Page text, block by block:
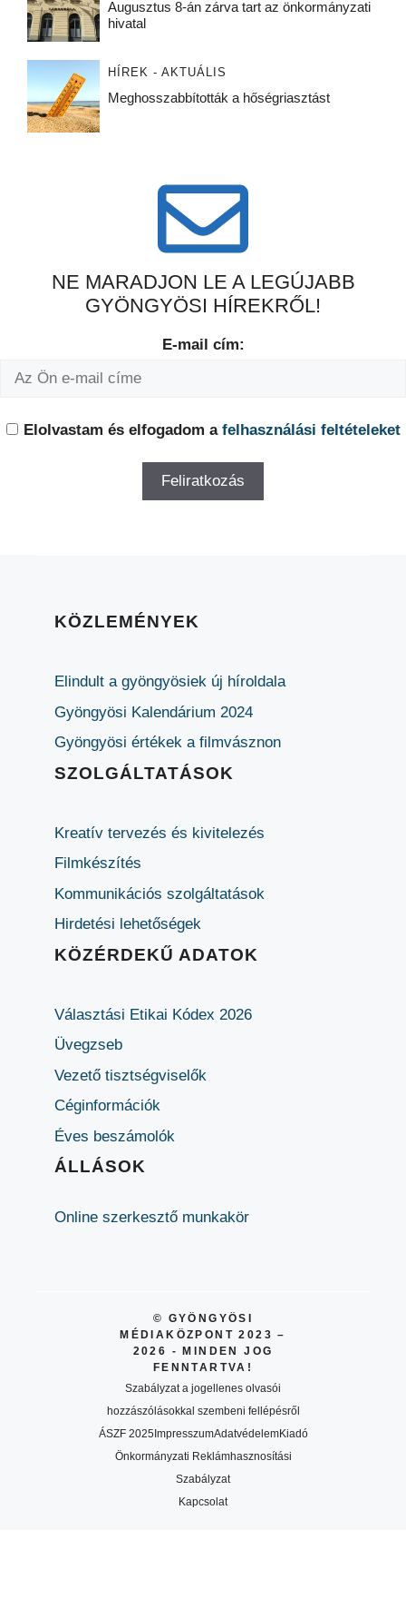
Augusztus 8-án zárva tart az önkormányzati
hivatal
HÍREK - AKTUÁLIS
Meghosszabbították a hőségriasztást
NE MARADJON LE A LEGÚJABB
GYÖNGYÖSI HÍREKRŐL!
E-mail cím:
Elolvastam és elfogadom a felhasználási feltételeket
KÖZLEMÉNYEK
Elindult a gyöngyösiek új híroldala
Gyöngyösi Kalendárium 2024
Gyöngyösi értékek a filmvásznon
SZOLGÁLTATÁSOK
Kreatív tervezés és kivitelezés
Filmkészítés
Kommunikációs szolgáltatások
Hirdetési lehetőségek
KÖZÉRDEKŰ ADATOK
Választási Etikai Kódex 2026
Üvegzseb
Vezető tisztségviselők
Céginformációk
Éves beszámolók
ÁLLÁSOK
Online szerkesztő munkakör
© GYÖNGYÖSI
MÉDIAKÖZPONT 2023 –
2026 - MINDEN JOG
FENNTARTVA!
Szabályzat a jogellenes olvasói
hozzászólásokkal szembeni fellépésről
ÁSZF 2025ImpresszumAdatvédelemKiadó
Önkormányzati Reklámhasznosítási
Szabályzat
Kapcsolat